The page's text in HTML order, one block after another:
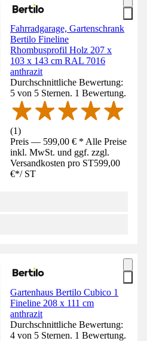
Fahrradgarage, Gartenschrank
Bertilo Fineline
Rhombusprofil Holz 207 x
103 x 143 cm RAL 7016
anthrazit
Durchschnittliche Bewertung:
5 von 5 Sternen. 1 Bewertung.
(1)
Preis — 599,00 € * Alle Preise
inkl. MwSt. und ggf. zzgl.
Versandkosten pro ST599,00
€*/ ST
Gartenhaus Bertilo Cubico 1
Fineline 208 x 111 cm
anthrazit
Durchschnittliche Bewertung:
4 von 5 Sternen. 1 Bewertung.